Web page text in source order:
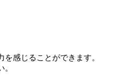
感じることができます。